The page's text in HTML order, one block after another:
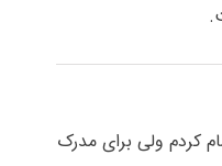
دوره کارشنلسی سال ۹۵ تمام کردم ولی برای مدرک